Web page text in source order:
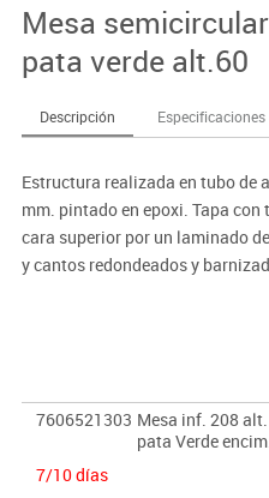
Mesa
pata verde alt.60
Descripción Especificaciones
Estructura realizada en tubo de
mm. pintado en epoxi. Tapa
cara superior por un laminado
y cantos redondeados y
7606521303 Mesa inf. 208
pata Verde
7/10 días